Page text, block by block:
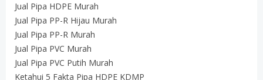
Jual Pipa HDPE Murah
Jual Pipa PP-R Hijau Murah
Jual Pipa PP-R Murah
Jual Pipa PVC Murah
Jual Pipa PVC Putih Murah
Ketahui 5 Fakta Pipa HDPE KDMP